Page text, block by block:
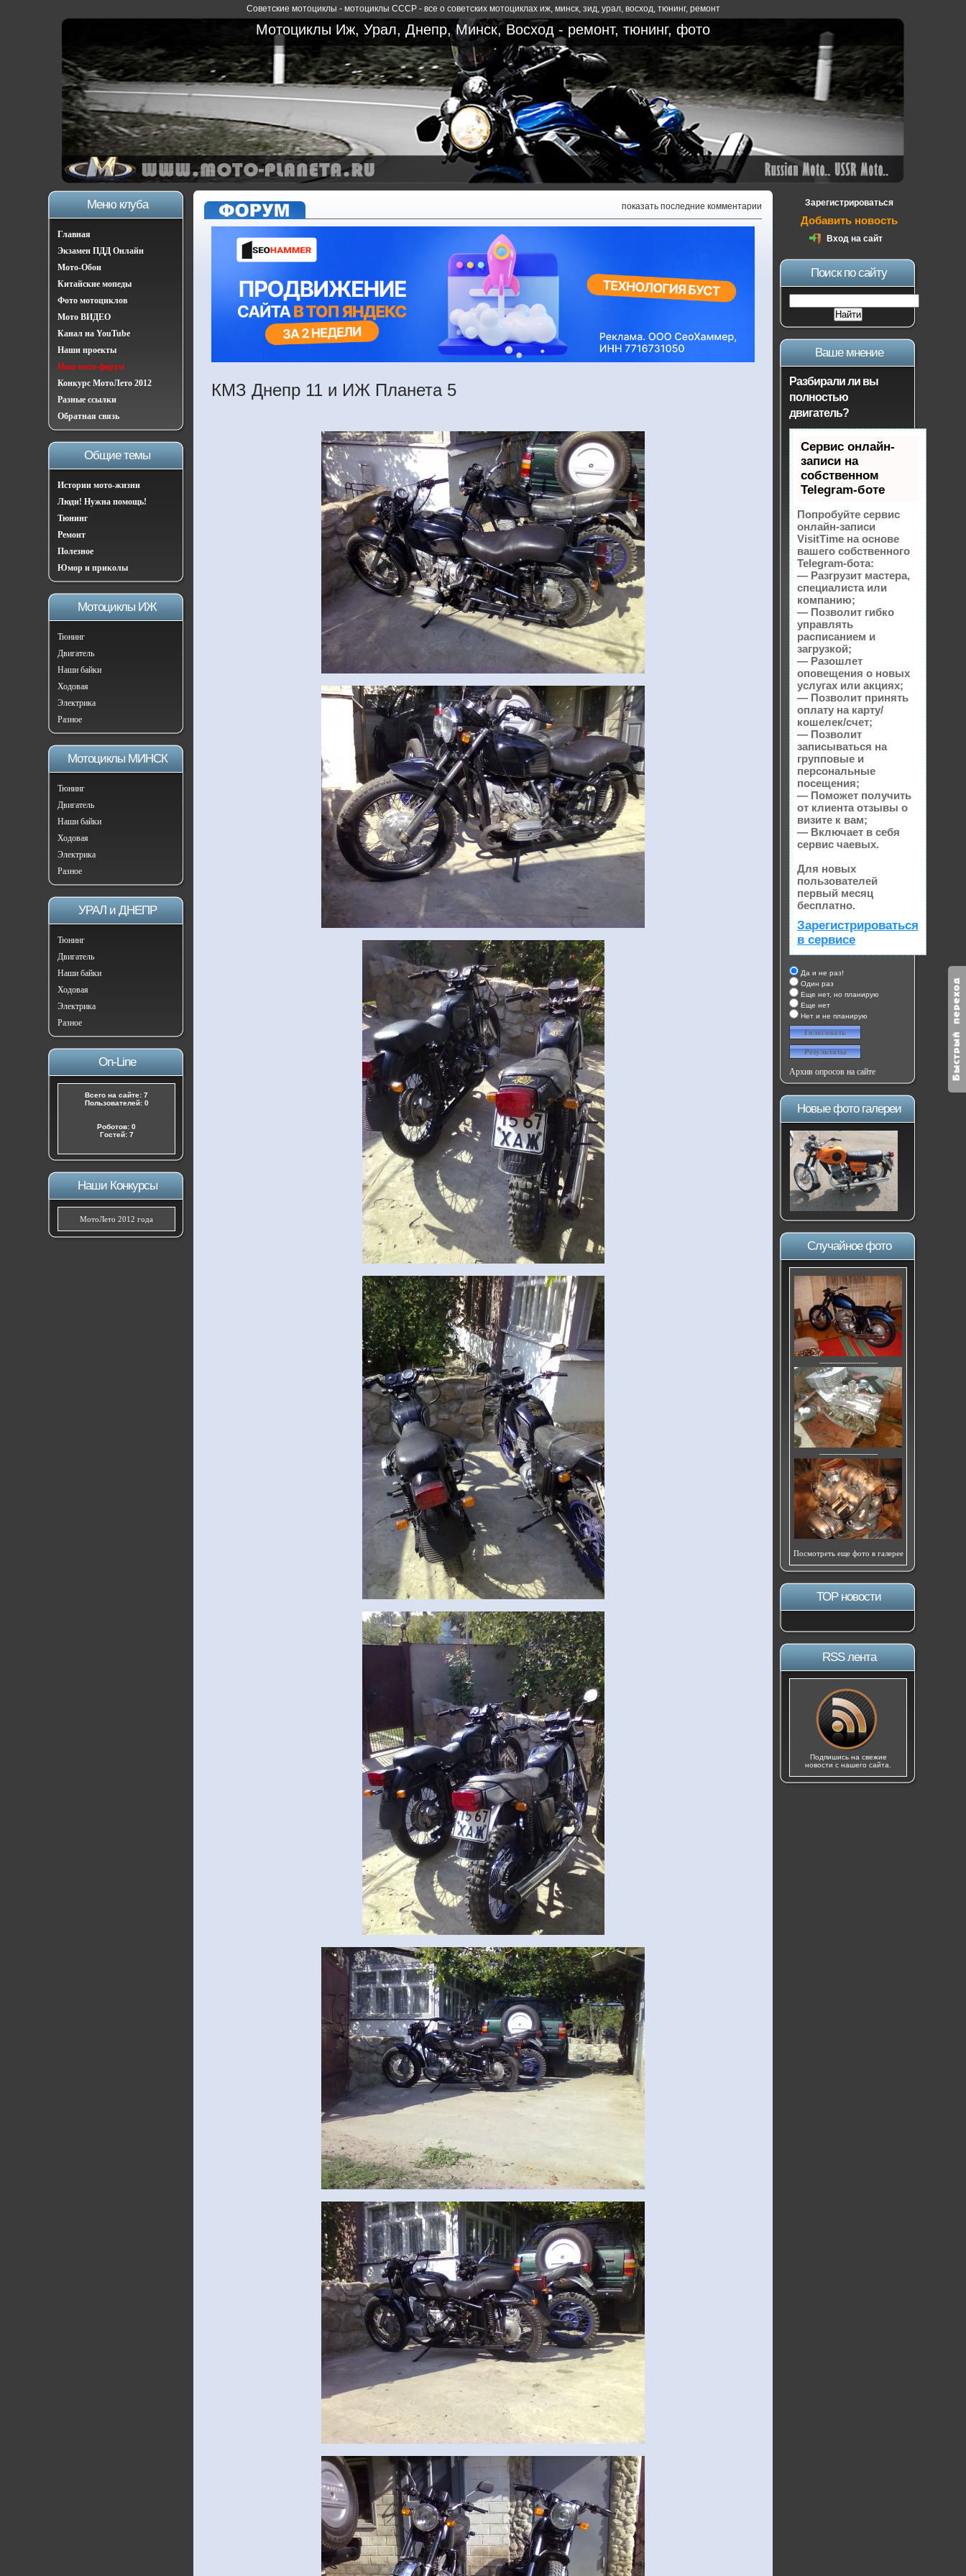
Советские мотоциклы - мотоциклы СССР - все о советских мотоциклах иж, минск, зид, урал, восход,тюнинг,ремонт
Мотоциклы Иж, Урал, Днепр, Минск, Восход - ремонт, тюнинг, фото
Меню клуба
Главная
Экзамен ПДД Онлайн
Мото-Обои
Китайские мопеды
Фото мотоциклов
Мото ВИДЕО
Канал на YouTube
Наши проекты
Наш мото-форум
Конкурс МотоЛето 2012
Разные ссылки
Обратная связь
Общие темы
Истории мото-жизни
Люди! Нужна помощь!
Тюнинг
Ремонт
Полезное
Юмор и приколы
Мотоциклы ИЖ
Тюнинг
Двигатель
Наши байки
Ходовая
Электрика
Разное
Мотоциклы МИНСК
Тюнинг
Двигатель
Наши байки
Ходовая
Электрика
Разное
УРАЛ и ДНЕПР
Тюнинг
Двигатель
Наши байки
Ходовая
Электрика
Разное
On-Line
Всего на сайте: 7
Пользователей: 0
Роботов: 0
Гостей: 7
Наши Конкурсы
МотоЛето 2012 года
показать последние комментарии
КМЗ Днепр 11 и ИЖ Планета 5
Зарегистрироваться
Добавить новость
Вход на сайт
Поиск по сайту
Ваше мнение
Разбирали ли вы
полностью
двигатель?
Сервис онлайн-
записи на
собственном
Telegram-боте
Попробуйте сервис
онлайн-записи
VisitTime на основе
вашего собственного
Telegram-бота:
— Разгрузит мастера,
специалиста или
компанию;
— Позволит гибко
управлять
расписанием и
загрузкой;
— Разошлет
оповещения о новых
услугах или акциях;
— Позволит принять
оплату на карту/
кошелек/счет;
— Позволит
записываться на
групповые и
персональные
посещения;
— Поможет получить
от клиента отзывы о
визите к вам;
— Включает в себя
сервис чаевых.
Для новых
пользователей
первый месяц
бесплатно.
Зарегистрироваться
в сервисе
Да и не раз!
Один раз
Еще нет, но планирую
Еще нет
Нет и не планирую
Архив опросов на сайте
Новые фото галереи
Случайное фото
---------------------------
---------------------------
Посмотреть еще фото в галерее
ТОР новости
RSS лента
Подпишись на свежие
новости с нашего сайта.